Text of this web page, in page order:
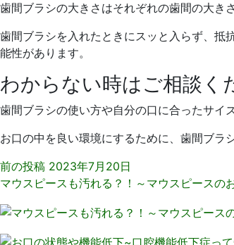
歯間ブラシの大きさはそれぞれの歯間の大き
歯間ブラシを入れたときにスッと入らず、抵
能性があります。
わからない時はご相談く
歯間ブラシの使い方や自分の口に合ったサイ
お口の中を良い環境にするために、歯間ブラ
前の投稿 2023年7月20日
マウスピースも汚れる？！～マウスピースの